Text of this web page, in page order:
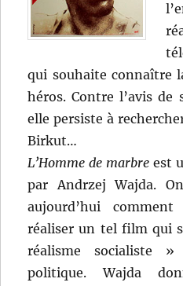
qui souhaite connaître
héros. Contre l’avis de
elle persiste à
Birkut…
L’Homme de marbre est
par Andrzej Wajda.
aujourd’hui
réaliser un tel film qui
réalisme socialiste
politique. Wajda